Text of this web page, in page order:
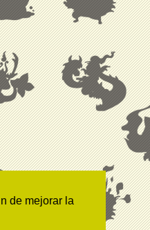
de mejorar la